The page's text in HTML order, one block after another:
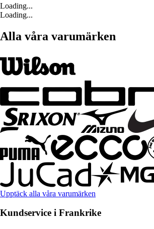
Loading...
Loading...
Alla våra varumärken
Upptäck alla våra varumärken
Kundservice i Frankrike